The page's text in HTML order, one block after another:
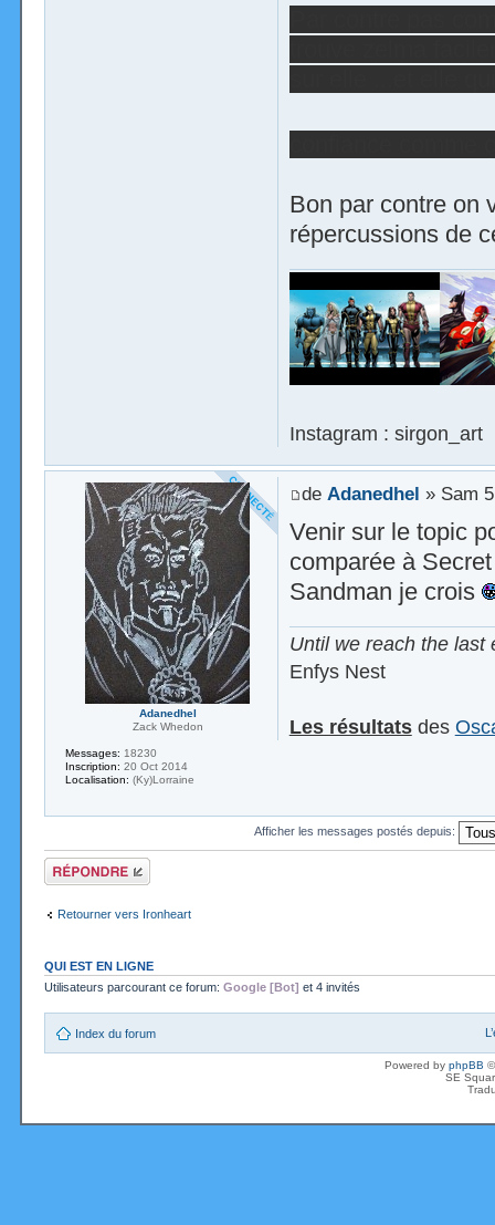
Bon par contre on
répercussions de
Instagram : sirgon_art
de Adanedhel » Sam
Venir sur le topic
comparée à
Sandman je crois
Until we reach the last
Enfys Nest
Les résultatsdes
Adanedhel
Zack Whedon
Messages: 18230
Inscription: 20 Oct 2014
Localisation: (Ky)Lorraine
Afficher les messages postés depuis:
Répondre
Retourner vers Ironheart
QUI EST EN LIGNE
Utilisateurs parcourant ce forum: Google [Bot] et 4 invités
Index du forum
Powered by phpBB
SE